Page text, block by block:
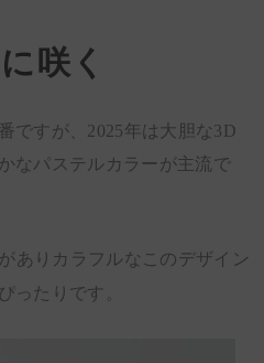
咲く
ですが、2025年は大胆な3D
なパステルカラーが主流で
ありカラフルなこのデザイン
ったりです。